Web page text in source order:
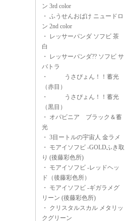
ン 3rd color
・ ふうせんおばけ ニュードロ
ン 2nd color
・
レッサーパンダ ソフビ 茶
白
・
レッサーパンダ?? ソフビ サ
バトラ
・
うさぴょん！！蓄光
（赤目）
・
うさぴょん！！蓄光
（黒目）
・ オパビニア ブラック＆蓄
光
・ 3目ートルの宇宙人 金ラメ
・ モアイソフビ -GOLDふき取
り (後藤彩色所)
・ モアイソフビ -レッドヘッ
ド（後藤彩色所）
・ モアイソフビ -ギガラメグ
リーン (後藤彩色所)
・ クリスタルスカル メタリッ
クグリーン